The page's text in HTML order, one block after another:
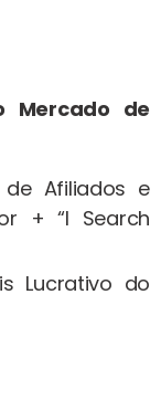
Mercado de
Afiliados e
+ “I Search
Lucrativo do